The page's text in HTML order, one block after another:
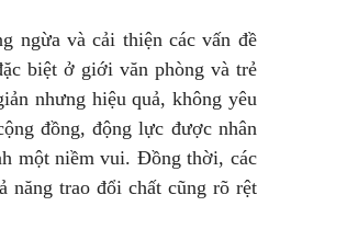
ngừa và cải thiện các vấn đề
biệt ở giới văn phòng và trẻ
nhưng hiệu quả, không yêu
đồng, động lực được nhân
một niềm vui. Đồng thời, các
năng trao đổi chất cũng rõ rệt